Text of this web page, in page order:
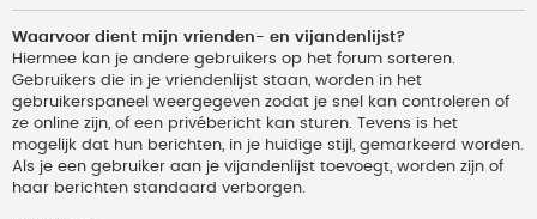
Waarvoor dient mijn vrienden- en vijandenlijst?
Hiermee kan je andere gebruikers op het forum sorteren.
Gebruikers die in je vriendenlijst staan, worden in het
gebruikerspaneel weergegeven zodat je snel kan controleren of
ze online zijn, of een privébericht kan sturen. Tevens is het
mogelijk dat hun berichten, in je huidige stijl, gemarkeerd worden.
Als je een gebruiker aan je vijandenlijst toevoegt, worden zijn of
haar berichten standaard verborgen.